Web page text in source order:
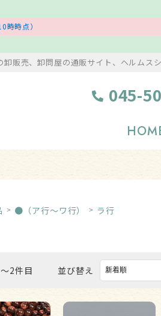
時時点）
卸販売、卸問屋の通販サイト、ヘルムス
045-
ビーズ パーツ
●（ア行～ワ行） ラ行
2件目 並び替え